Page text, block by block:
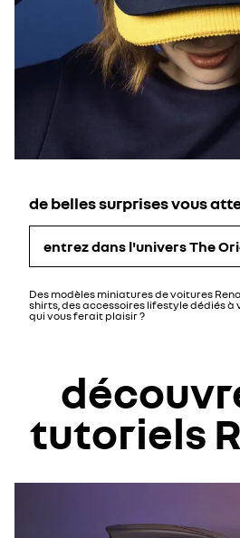
de belles surprises vous
entrez dans l'univers The
Des modèles miniatures de voitures
shirts, des accessoires lifestyle dédiés à
qui vous ferait plaisir ?
tutoriels